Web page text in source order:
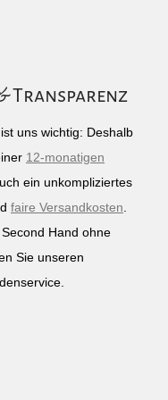
Transparenz
uns wichtig: Deshalb
12-monatigen
ein unkompliziertes
faire Versandkosten
Hand ohne
Sie unseren